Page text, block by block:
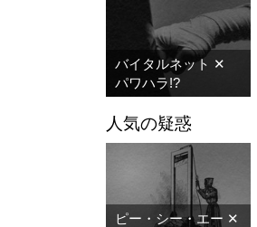
バイタルネット ✕
パワハラ!?
人気の疑惑
ピー・シー・エー ✕